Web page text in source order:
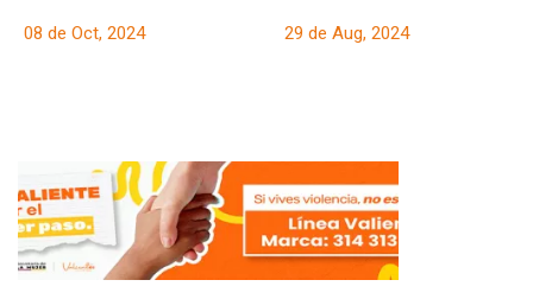
9 años, gracias a
08 de Oct, 2024
Hospital Federico
29 de Aug, 2024